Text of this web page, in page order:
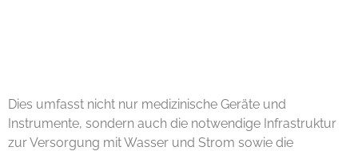
Dies umfasst nicht nur medizinische Geräte und
Instrumente, sondern auch die notwendige Infrastruktur
zur Versorgung mit Wasser und Strom sowie die